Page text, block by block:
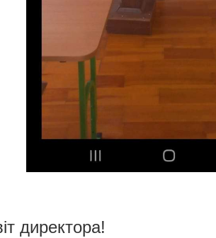
директора!